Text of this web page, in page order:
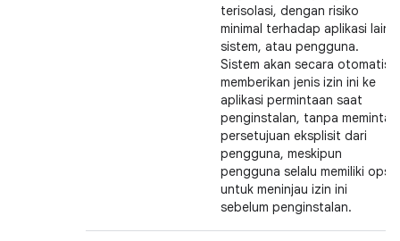
terisolasi, dengan risiko
minimal terhadap aplikasi lain,
sistem, atau pengguna.
Sistem akan secara otomatis
memberikan jenis izin ini ke
aplikasi permintaan saat
penginstalan, tanpa meminta
persetujuan eksplisit dari
pengguna, meskipun
pengguna selalu memiliki opsi
untuk meninjau izin ini
sebelum penginstalan.